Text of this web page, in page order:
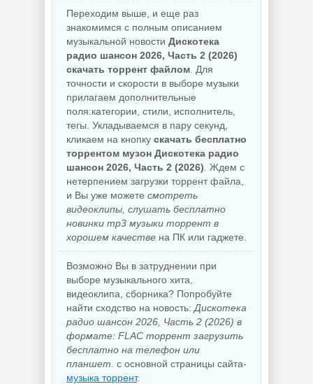
Переходим выше, и еще раз
знакомимся с полным описанием
музыкальной новости Дискотека
радио шансон 2026, Часть 2 (2026)
скачать торрент файлом . Для
точности и скорости в выборе музыки
прилагаем дополнительные
поля:категории, стили, исполнитель,
тегы. Укладываемся в пару секунд,
кликаем на кнопку скачать бесплатно
торрентом музон Дискотека радио
шансон 2026, Часть 2 (2026) . Ждем с
нетерпением загрузки торрент файла,
и Вы уже можете смотреть
видеоклипы, слушать бесплатно
новинки mp3 музыки торрент в
хорошем качестве на ПК или гаджете.
Возможно Вы в затруднении при
выборе музыкального хита,
видеоклипа, сборника? Попробуйте
найти сходство на новость: Дискотека
радио шансон 2026, Часть 2 (2026) в
формате: FLAC торрент загрузить
бесплатно на телефон или
планшет. с основной страницы сайта-
музыка торрент.